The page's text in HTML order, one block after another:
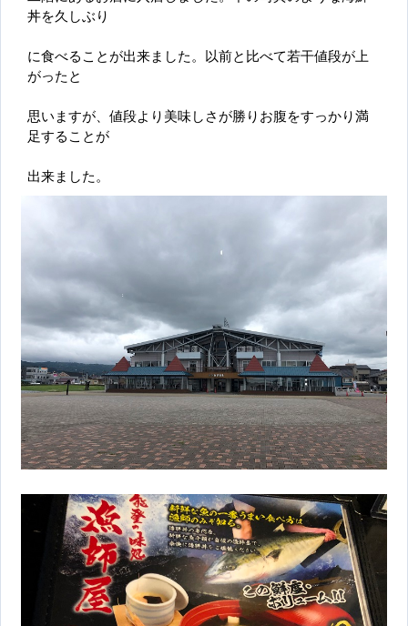
丼を久しぶり
に食べることが出来ました。以前と比べて若干値段が上
がったと
思いますが、値段より美味しさが勝りお腹をすっかり満
足することが
出来ました。